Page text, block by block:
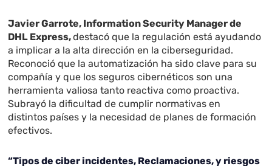
Javier Garrote, Information Security Manager de
DHL Express,destacó que la regulación está ayudando
a implicar a la alta dirección en la ciberseguridad.
Reconoció que la automatización ha sido clave para su
compañía y que los seguros cibernéticos son una
herramienta valiosa tanto reactiva como proactiva.
Subrayó la dificultad de cumplir normativas en
distintos países y la necesidad de planes de formación
efectivos.
“Tipos de ciber incidentes, Reclamaciones, y riesgos